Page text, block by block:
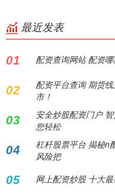
最近发表
01 配资查询网站 配资
02
配资平台查询 期货
市！
03
安全炒股配资门户
您轻松
04
杠杆股票平台 揭秘n
风险把
05 网上配资炒股 十大